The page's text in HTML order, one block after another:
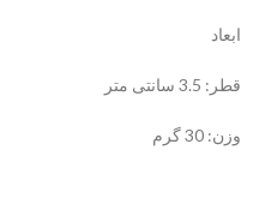
ابعاد
قطر: 3.5 سانتی متر
وزن: 30 گرم